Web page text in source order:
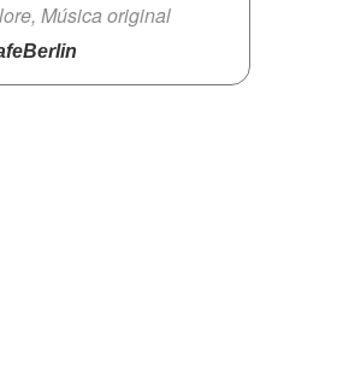
Música original